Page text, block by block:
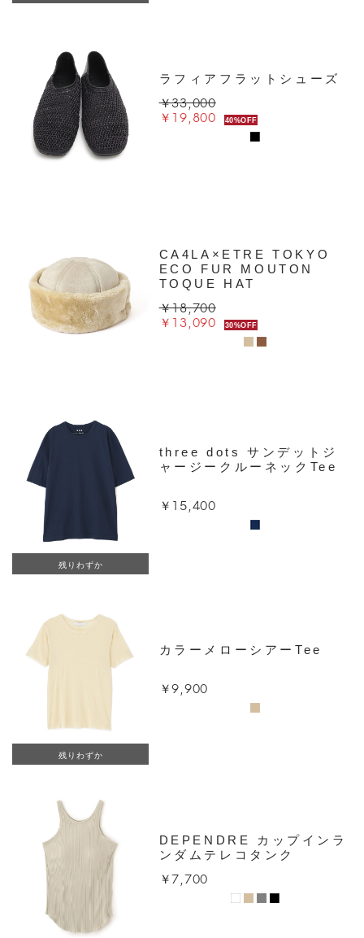
ラフィアフラットシューズ
￥33,000
￥19,800 40%OFF
CA4LA×ETRE TOKYO
ECO FUR MOUTON
TOQUE HAT
￥18,700
￥13,090 30%OFF
残りわずか
three dots サンデットジ
ャージークルーネックTee
￥15,400
残りわずか
カラーメローシアーTee
￥9,900
DEPENDRE カップインラ
ンダムテレコタンク
￥7,700